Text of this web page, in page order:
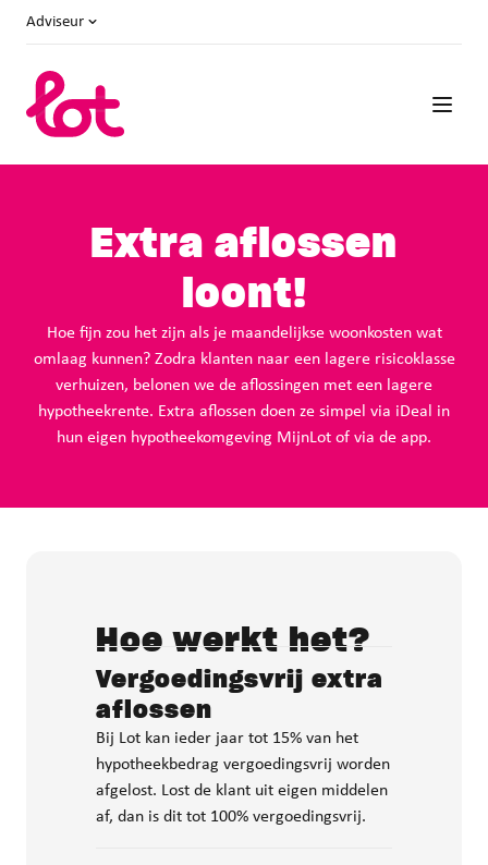
Adviseur
Extra aflossen
loont!
Hoe fijn zou het zijn als je maandelijkse woonkosten wat
omlaag kunnen? Zodra klanten naar een lagere risicoklasse
verhuizen, belonen we de aflossingen met een lagere
hypotheekrente. Extra aflossen doen ze simpel via iDeal in
hun eigen hypotheekomgeving MijnLot of via de app.
Hoe werkt het?
Vergoedingsvrij extra
aflossen
Bij Lot kan ieder jaar tot 15% van het
hypotheekbedrag vergoedingsvrij worden
afgelost. Lost de klant uit eigen middelen
af, dan is dit tot 100% vergoedingsvrij.